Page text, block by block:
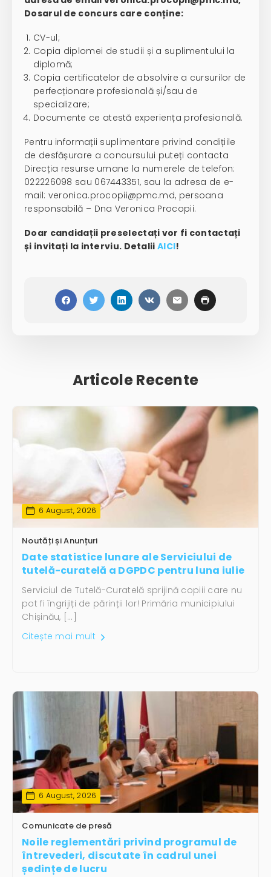
Dosarul de concurs care conține:
CV-ul;
Copia diplomei de studii și a suplimentului la
diplomă;
Copia certificatelor de absolvire a cursurilor de
perfecționare profesională și/sau de
specializare;
Documente ce atestă experiența profesională.
Pentru informații suplimentare privind condițiile
de desfășurare a concursului puteți contacta
Direcția resurse umane la numerele de telefon:
022226098 sau 067443351, sau la adresa de e-
mail: veronica.procopii@pmc.md, persoana
responsabilă – Dna Veronica Procopii.
Doar candidații preselectați vor fi contactați
și invitați la interviu. Detalii AICI!
Articole Recente
6 August, 2026
Noutăți și Anunțuri
Date statistice lunare ale Serviciului de
tutelă-curatelă a DGPDC pentru luna iulie
Serviciul de Tutelă-Curatelă sprijină copiii care nu
pot fi îngrijiți de părinții lor! Primăria municipiului
Chișinău, […]
Citește mai mult
6 August, 2026
Comunicate de presă
Noile reglementări privind programul de
întrevederi, discutate în cadrul unei
ședințe de lucru